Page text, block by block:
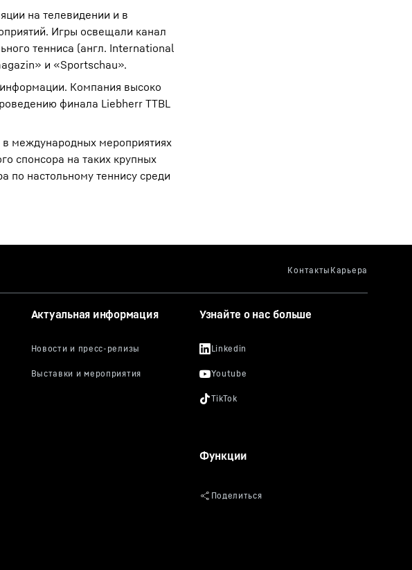
на телевидении и в
Игры освещали канал
тенниса (англ. International
и «Sportschau».
Компания высоко
финала Liebherr TTBL
в международных мероприятиях
спонсора на таких крупных
по настольному теннису среди
Актуальная информация Узнайте о нас больше
Функции